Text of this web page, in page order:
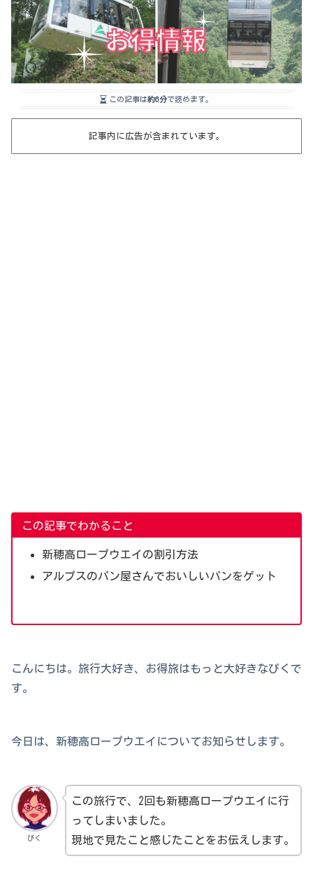
この記事は約6分で読めます。
記事内に広告が含まれています。
この記事でわかること
新穂高ロープウエイの割引方法
アルプスのパン屋さんでおいしいパンをゲット
こんにちは。旅行大好き、お得旅はもっと大好きなぴくで
す。
今日は、新穂高ロープウエイについてお知らせします。
ぴく
この旅行で、2回も新穂高ロープウエイに行
ってしまいました。
現地で見たこと感じたことをお伝えします。